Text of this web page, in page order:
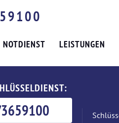
NOTDIENST LEISTUNGEN